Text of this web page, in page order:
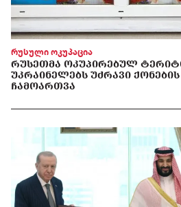
რუსული ოკუპაცია
ᲠᲣᲡᲔᲗᲛᲐ ᲝᲙᲣᲞᲘᲠᲔᲑᲣᲚ
ᲣᲙᲠᲐᲘᲜᲔᲚᲔᲑᲡ ᲣᲫᲠᲐᲕᲘ ᲥᲝᲜᲔᲑᲘᲡ
ᲩᲐᲛᲝᲐᲠᲗᲕᲐ